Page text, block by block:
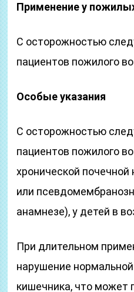
Применение у
С осторожностью
пациентов пожилого
Особые указания
С осторожностью
пациентов пожилого
хронической
или
анамнезе), у детей в
При длительном
нарушение
кишечника, что может